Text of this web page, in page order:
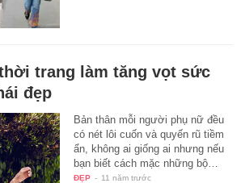
trang làm tăng vọt sức
đẹp
Bản thân mỗi người phụ nữ đều
có nét lôi cuốn và quyến rũ tiềm
ẩn, không ai giống ai nhưng nếu
bạn biết cách mặc những bộ…
ĐẸP - 11 năm trước